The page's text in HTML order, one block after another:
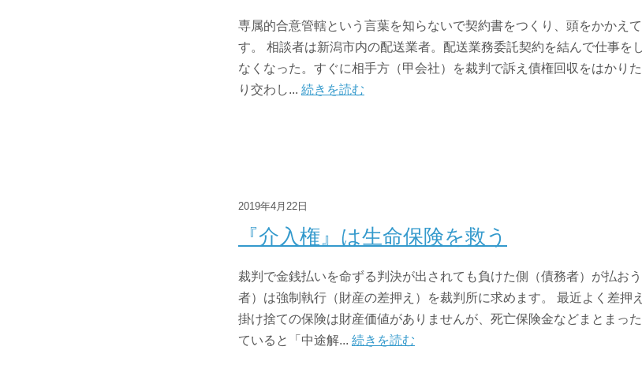
専属的合意管轄という言葉を知らないで契約書をつくり、頭をかかえ
す。 相談者は新潟市内の配送業者。配送業務委託契約を結んで仕事を
なくなった。すぐに相手方（甲会社）を裁判で訴え債権回収をはかり
り交わし... 続きを読む
2019年4月22日
『介入権』は生命保険を救う
裁判で金銭払いを命ずる判決が出されても負けた側（債務者）が払お
者）は強制執行（財産の差押え）を裁判所に求めます。 最近よく差押
掛け捨ての保険は財産価値がありませんが、死亡保険金などまとまっ
ていると「中途解... 続きを読む